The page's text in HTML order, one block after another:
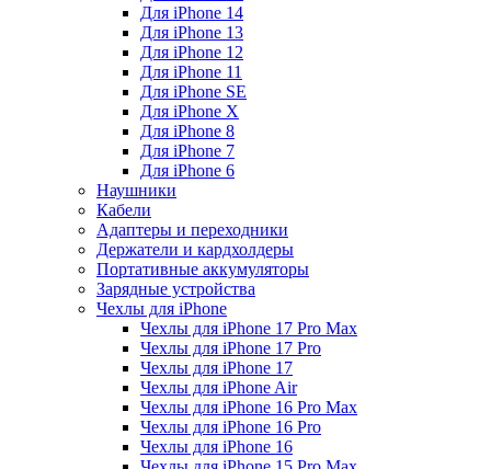
Для iPhone 14
Для iPhone 13
Для iPhone 12
Для iPhone 11
Для iPhone SE
Для iPhone X
Для iPhone 8
Для iPhone 7
Для iPhone 6
Наушники
Кабели
Адаптеры и переходники
Держатели и кардхолдеры
Портативные аккумуляторы
Зарядные устройства
Чехлы для iPhone
Чехлы для iPhone 17 Pro Max
Чехлы для iPhone 17 Pro
Чехлы для iPhone 17
Чехлы для iPhone Air
Чехлы для iPhone 16 Pro Max
Чехлы для iPhone 16 Pro
Чехлы для iPhone 16